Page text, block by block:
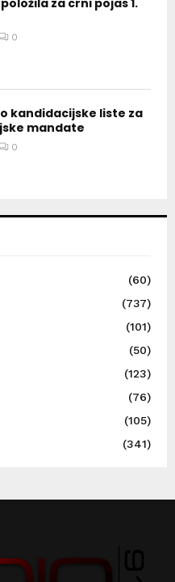
za crni pojas 1.
0
kandidacijske liste za
mandate
0
(60)
(737)
(101)
(50)
(123)
(76)
(105)
(341)